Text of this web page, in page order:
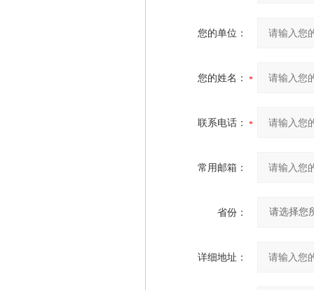
您的单位：
您的姓名：
联系电话：
常用邮箱：
省份：
详细地址：